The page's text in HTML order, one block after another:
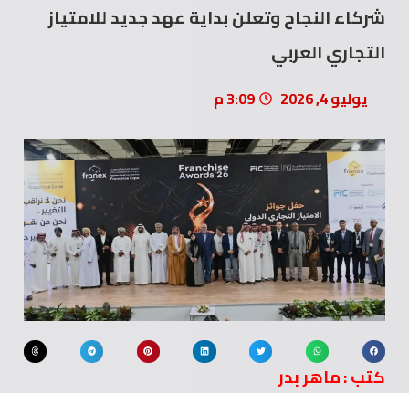
شركاء النجاح وتعلن بداية عهد جديد للامتياز
التجاري العربي
يوليو 4, 2026 3:09 م
كتب : ماهر بدر